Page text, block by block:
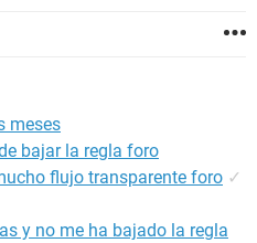
meses
bajar la regla foro
flujo transparente foro ✓
y no me ha bajado la regla